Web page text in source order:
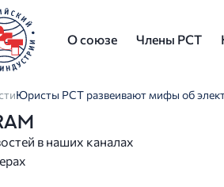
О союзе Члены РСТ
Юристы РСТ развеивают мифы об
в наших каналах